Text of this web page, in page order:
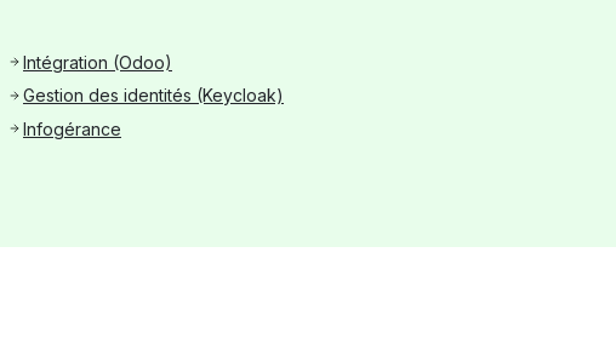
Intégration (Odoo)
Gestion des identités (Keycloak)
Infogérance